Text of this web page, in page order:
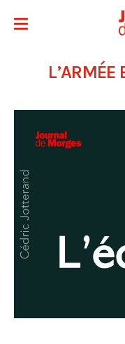
L’ARMÉE